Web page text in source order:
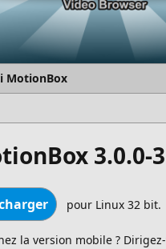
MotionBox
3.0.0-3
pour Linux 32 bit.
la version mobile ?